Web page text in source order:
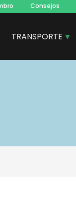
Consejos
TRANSPORTE